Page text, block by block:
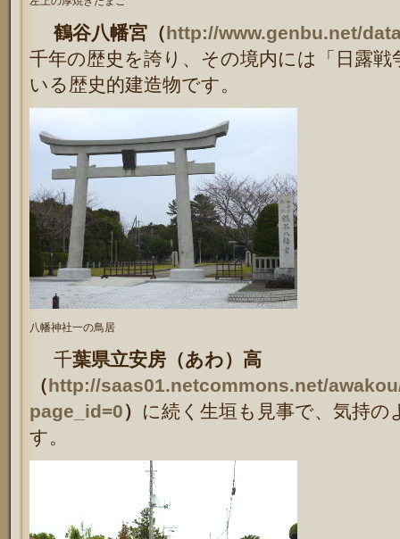
鶴谷八幡宮（http://www.genbu.net/
千年の歴史を誇り、その境内には「日露
いる歴史的建造物です。
八幡神社一の鳥居
千葉県立安房（あわ）高
（http://saas01.netcommons.net/
page_id=0） に続く生垣も見事で、気持
す。